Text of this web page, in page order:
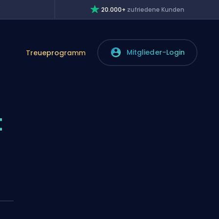
20.000+ zufriedene Kunden
Treueprogramm Mitglieder-Login